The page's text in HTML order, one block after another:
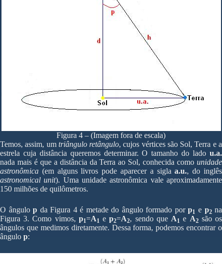
Figura 4 – (Imagem fora de escala)
Temos, assim, um triângulo retângulo, cujos vértices são Sol, Terra e a
estrela cuja distância queremos determinar. O tamanho do lado u.a.
nada mais é que a distância da Terra ao Sol, conhecida como unidade
astronômica (em alguns livros pode aparecer a siglaa.u., do inglês
astronomical unit). Uma unidade astronômica vale aproximadamente
150 milhões de quilômetros.
O ângulop da Figura 4 é metade do ângulo formado porp1 e p2na
Figura 3. Como vimos, p1=A1 ep2=A2, sendo que A1 e A2são os
ângulos que medimos diretamente. Dessa forma, podemos encontrar o
ângulo p: